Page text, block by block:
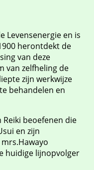
Levensenergie en is
herontdekt de
van deze
van zelfheling de
zijn werkwijze
behandelen en
Reiki beoefenen die
en zijn
huidige lijnopvolger